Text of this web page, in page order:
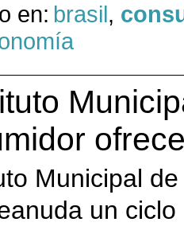
en: brasil,
Municipal
un